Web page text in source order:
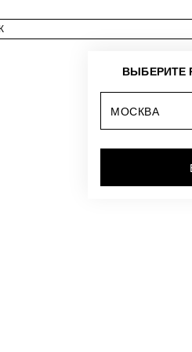
ВЫБЕРИТЕ
МОСКВА